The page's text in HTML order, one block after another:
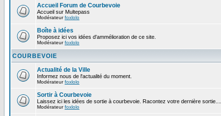
Accueil Forum de Courbevoie
Accueil sur Multepass
Modérateurfoxlolo
Boîte à idées
Proposez ici vos idées d'ammélioration de ce site.
Modérateurfoxlolo
COURBEVOIE
Actualité de la Ville
Informez nous de l'actualité du moment.
Modérateurfoxlolo
Sortir à Courbevoie
Laissez ici les idées de sortie à courbevoie. Racontez votre dernière sortie....
Modérateurfoxlolo